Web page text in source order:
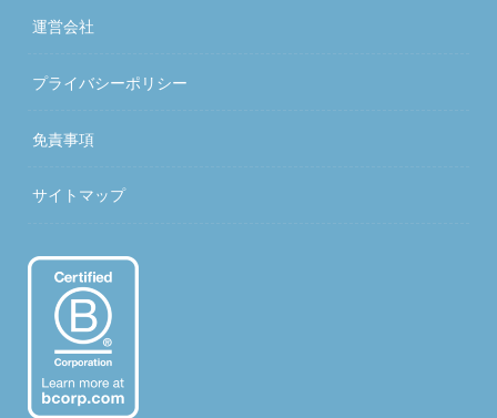
運営会社
プライバシーポリシー
免責事項
サイトマップ